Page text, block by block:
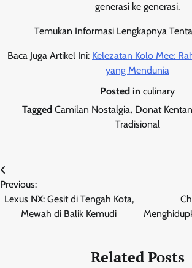
generasi ke generasi.
Temukan Informasi Lengkapnya
Baca Juga Artikel Ini: Kelezatan Kolo Mee:
yang Mendunia
Posted in culinary
Tagged Camilan Nostalgia, Donat
Tradisional
Post
navigation
Previous:
Lexus NX: Gesit di Tengah Kota,
Mewah di Balik Kemudi
Related Posts